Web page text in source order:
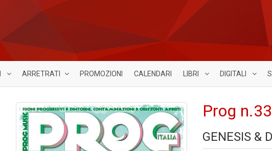
ARRETRATI PROMOZIONI CALENDARI LIBRI DIGITALI
Prog n.33
GENESIS &